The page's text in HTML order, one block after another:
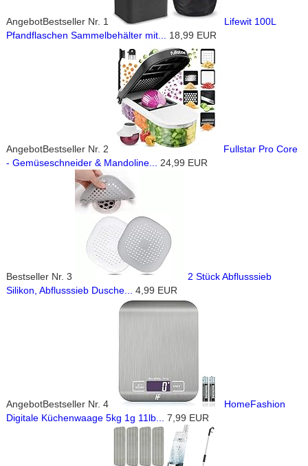
AngebotBestseller Nr. 1
Lifewit 100L
Pfandflaschen Sammelbehälter mit...
18,99 EUR
AngebotBestseller Nr. 2
Fullstar Pro Core
- Gemüseschneider & Mandoline...
24,99 EUR
Bestseller Nr. 3
2 Stück Abflusssieb
Silikon, Abflusssieb Dusche...
4,99 EUR
AngebotBestseller Nr. 4
HomeFashion
Digitale Küchenwaage 5kg 1g 11lb...
7,99 EUR